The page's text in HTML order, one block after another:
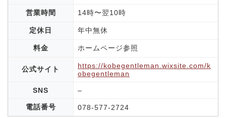
営業時間 14時〜翌10時
定休日 年中無休
料金 ホームページ参照
公式サイト
https://kobegentleman.wixsite.com/k
obegentleman
SNS –
電話番号 078-577-2724